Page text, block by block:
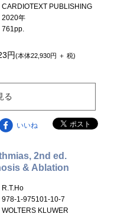
CARDIOTEXT PUBLISHING
2020年
761pp.
円(本体22,930円 ＋ 税)
る
いいね
2nd ed.
& Ablation
R.T.Ho
978-1-975101-10-7
WOLTERS KLUWER